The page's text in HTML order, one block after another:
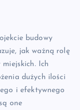
budowy
jak ważną rolę
Ich
dużych ilości
i efektywnego
one